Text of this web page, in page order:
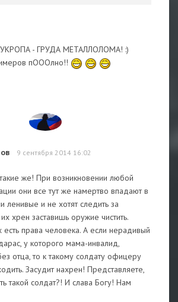
УКРОПА - ГРУДА МЕТАЛЛОЛОМА! :)
пОООлно!!
9 сентября 2014 16:02
же! При возникновении любой
они все тут же намертво впадают в
ленивые и не хотят следить за
хрен заставишь оружие чистить.
есть права человека. А если нерадивый
у которого мама-инвалид,
отца, то к такому солдату офицеру
Засудит нахрен! Представляете,
такой солдат?! И слава Богу! Нам